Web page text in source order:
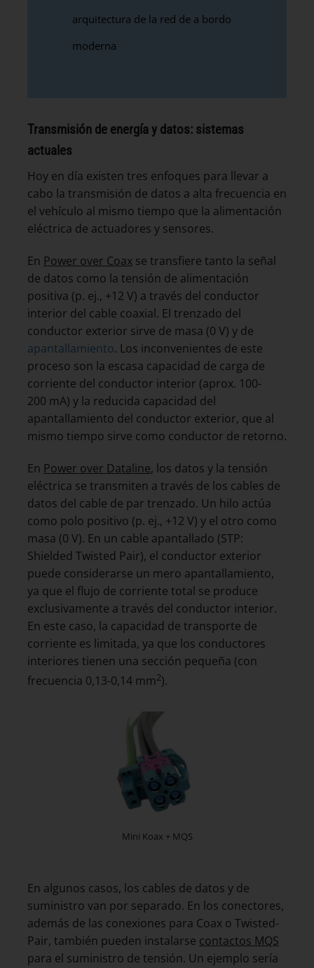
arquitectura de la red de a bordo
moderna
Transmisión de energía y datos: sistemas
actuales
Hoy en día existen tres enfoques para llevar a
cabo la transmisión de datos a alta frecuencia en
el vehículo al mismo tiempo que la alimentación
eléctrica de actuadores y sensores.
En Power over Coax se transfiere tanto la señal
de datos como la tensión de alimentación
positiva (p. ej., +12 V) a través del conductor
interior del cable coaxial. El trenzado del
conductor exterior sirve de masa (0 V) y de
apantallamiento. Los inconvenientes de este
proceso son la escasa capacidad de carga de
corriente del conductor interior (aprox. 100-
200 mA) y la reducida capacidad del
apantallamiento del conductor exterior, que al
mismo tiempo sirve como conductor de retorno.
En Power over Dataline, los datos y la tensión
eléctrica se transmiten a través de los cables de
datos del cable de par trenzado. Un hilo actúa
como polo positivo (p. ej., +12 V) y el otro como
masa (0 V). En un cable apantallado (STP:
Shielded Twisted Pair), el conductor exterior
puede considerarse un mero apantallamiento,
ya que el flujo de corriente total se produce
exclusivamente a través del conductor interior.
En este caso, la capacidad de transporte de
corriente es limitada, ya que los conductores
interiores tienen una sección pequeña (con
frecuencia 0,13-0,14 mm2).
Mini Koax + MQS
En algunos casos, los cables de datos y de
suministro van por separado. En los conectores,
además de las conexiones para Coax o Twisted-
Pair, también pueden instalarse contactos MQS
para el suministro de tensión. Un ejemplo sería